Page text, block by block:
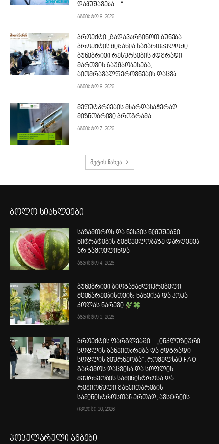
დამუშავება…“
აგვისტო 8, 2026
პროექტი „გადავარჩინოთ ბუნება –
პროექტის მიზანია საქართველოში
ბუნებრივი რესურსების მდგრადი
მართვის გაუმჯობესება,
ბიომრავალფეროვნების დაცვა…
აგვისტო 8, 2026
მეფუტკრეების მხარდასაჭერად
მიზნობრივი პროგრამა
აგვისტო 7, 2026
მეტის ნახვა
ბოლო სიახლეები
საზამთროს და ნესვის ნიმუშებში
ნიტრატების შემცველობაზე დარღვევა
არ გამოვლინდა
აგვისტო 4, 2026
ბუნებრივი ბიოგამაძლიერებელი
მცენარეებისთვის: ხახვისა და კოკა-
კოლას ნარევი
აგვისტო 3, 2026
პროექტის ფარგლებში – „ინკლუზიური
სოფლის განვითარება და მდგრადი
სოფლის მეურნეობა“, რომელსაც FAO
გარემოს დაცვისა და სოფლის
მეურნეობის სამინისტროსა და
რეგიონული განვითარების
სამინისტროსთან ერთად, ავსტრიის...
ივლისი 30, 2026
პოპულარული ამბები